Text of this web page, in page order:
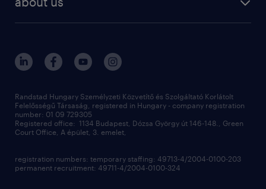
contact us
operational
professional
digital
contact us
randstad hungary
our offices
sustainability
Randstad Hungary Személyzeti Közvetítő és Szolgáltató Korlátolt
Felelősségű Társaság, registered in Hungary - company registration
number: 01 09 729305
Registered office: 1134 Budapest, Dózsa György út 146-148., Green
Court Office, A épület, 3. emelet,
registration numbers: temporary staffing: 49713-4/2004-0100-203
permanent recruitment: 49711-4/2004-0100-324